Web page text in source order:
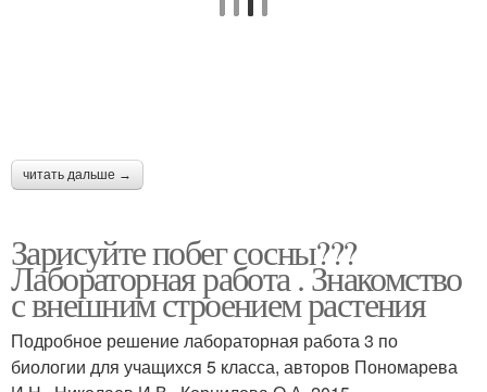
читать дальше →
Зарисуйте побег сосны???
Лабораторная работа . Знакомство
с внешним строением растения
Подробное решение лабораторная работа 3 по
биологии для учащихся 5 класса, авторов Пономарева